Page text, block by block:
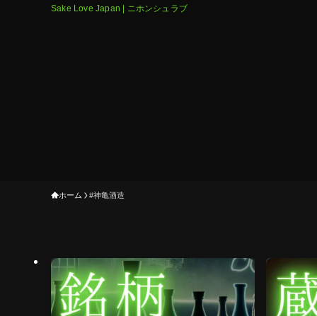
Sake Love Japan | ニホンシュラブ
ホーム #神亀酒造